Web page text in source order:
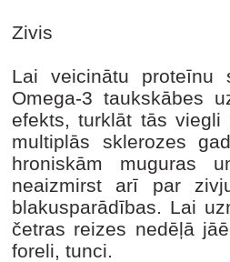
Zivis
Lai veicinātu proteīnu
Omega-3 taukskābes
efekts, turklāt tās
multiplās sklerozes
hroniskām muguras
neaizmirst arī par
blakusparādības. Lai
četras reizes nedēļā
foreli, tunci.